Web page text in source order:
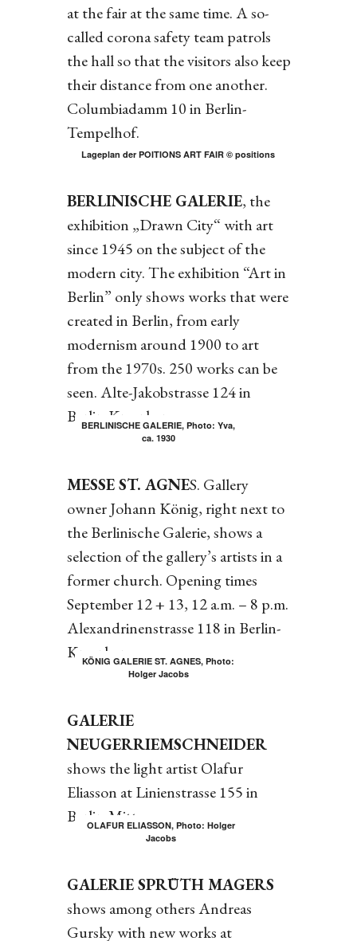
at the fair at the same time. A so-
called corona safety team patrols
the hall so that the visitors also keep
their distance from one another.
Columbiadamm 10 in Berlin-
Tempelhof.
Lageplan der POITIONS ART FAIR © positions
BERLINISCHE GALERIE, the
exhibition „Drawn City“ with art
since 1945 on the subject of the
modern city. The exhibition “Art in
Berlin” only shows works that were
created in Berlin, from early
modernism around 1900 to art
from the 1970s. 250 works can be
seen. Alte-Jakobstrasse 124 in
Berlin-Kreuzberg.
BERLINISCHE GALERIE, Photo: Yva,
ca. 1930
MESSE ST. AGNES. Gallery
owner Johann König, right next to
the Berlinische Galerie, shows a
selection of the gallery’s artists in a
former church. Opening times
September 12 + 13, 12 a.m. – 8 p.m.
Alexandrinenstrasse 118 in Berlin-
Kreuzberg.
KÖNIG GALERIE ST. AGNES, Photo:
Holger Jacobs
GALERIE
NEUGERRIEMSCHNEIDER
shows the light artist Olafur
Eliasson at Linienstrasse 155 in
Berlin-Mitte.
OLAFUR ELIASSON, Photo: Holger
Jacobs
GALERIE SPRÜTH MAGERS
shows among others Andreas
Gursky with new works at